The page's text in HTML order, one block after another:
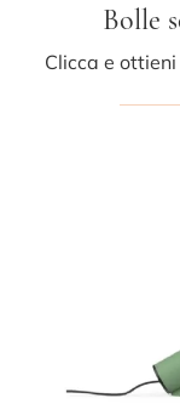
Bolle